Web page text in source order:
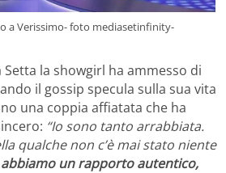
a Verissimo- foto mediasetinfinity-
la showgirl ha ammesso di
il gossip specula sulla sua vita
una coppia affiatata che ha
“Io sono tanto arrabbiata.
qualche non c’è mai stato niente
abbiamo un rapporto autentico,